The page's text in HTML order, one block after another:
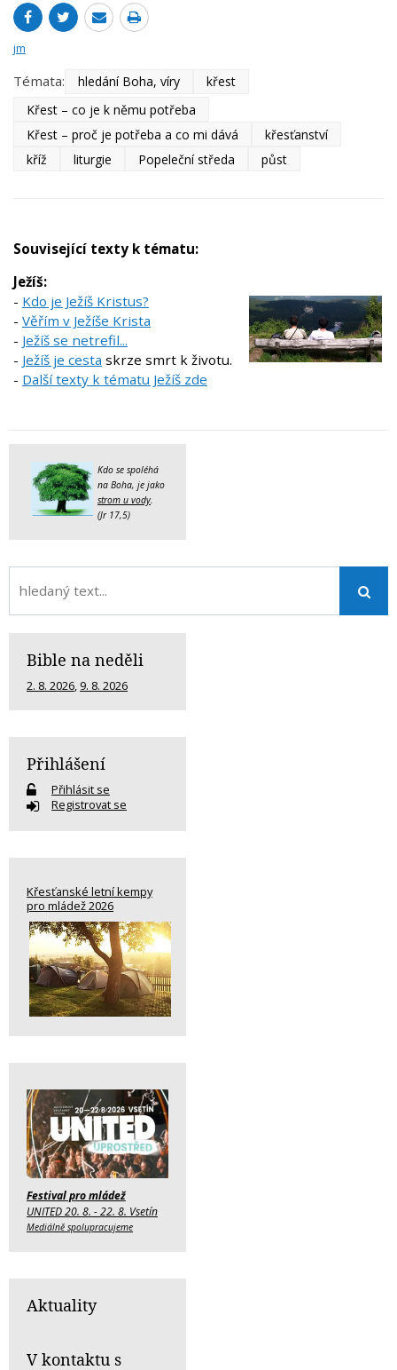
jm
Témata: hledání Boha, víry
křest
Křest – co je k němu potřeba
Křest – proč je potřeba a co mi dává
křesťanství
kříž
liturgie Popeleční středa půst
Související texty k tématu:
Ježíš:
- Kdo je Ježíš Kristus?
- Věřím v Ježíše Krista
- Ježíš se netrefil...
- Ježíš je cesta skrze smrt k životu.
- Další texty k tématu Ježíš zde
Kdo se spoléhá
na Boha, je jako
strom u vody
(Jr 17,5)
Bible na neděli
2. 8. 2026, 9. 8. 2026
Přihlášení
Přihlásit se
Registrovat se
Křesťanské letní kempy
pro mládež 2026
Festival pro mládež
UNITED 20. 8. - 22. 8. Vsetín
Mediálně spolupracujeme
Aktuality
V kontaktu s